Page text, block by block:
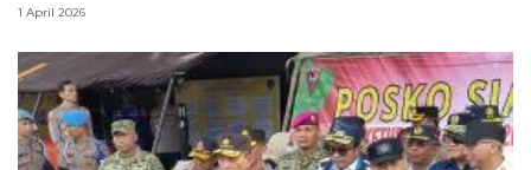
1 April 2026